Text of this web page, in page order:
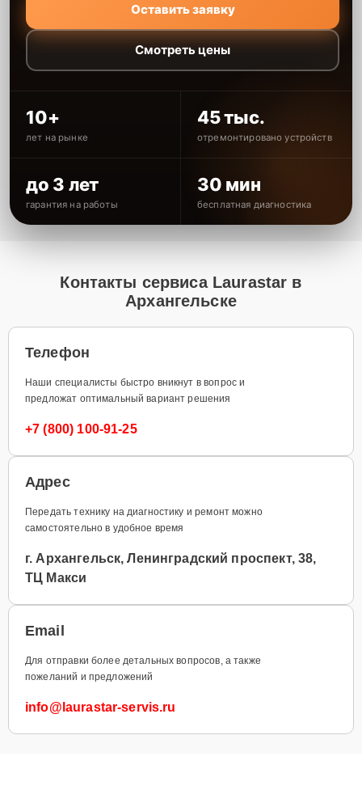
Оставить заявку
Смотреть цены
10+
лет на рынке
45 тыс.
отремонтировано устройств
до 3 лет
гарантия на работы
30 мин
бесплатная диагностика
Контакты сервиса Laurastar в
Архангельске
Телефон
Наши специалисты быстро вникнут в вопрос и
предложат оптимальный вариант решения
+7 (800) 100-91-25
Адрес
Передать технику на диагностику и ремонт можно
самостоятельно в удобное время
г. Архангельск, Ленинградский проспект, 38,
ТЦ Макси
Email
Для отправки более детальных вопросов, а также
пожеланий и предложений
info@laurastar-servis.ru